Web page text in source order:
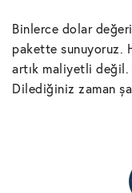
Binlerce dolar
pakette sunuyoruz.
artık maliyetli
Dilediğiniz zaman